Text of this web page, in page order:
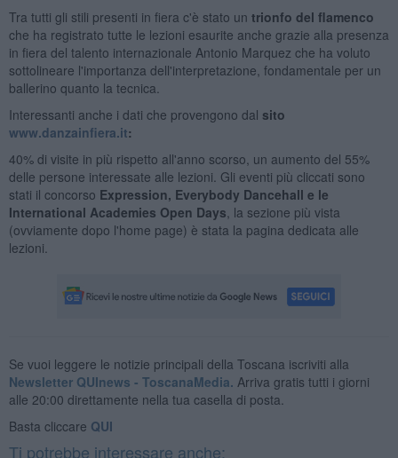
Tra tutti gli stili presenti in fiera c'è stato un trionfo del flamenco
che ha registrato tutte le lezioni esaurite anche grazie alla presenza
in fiera del talento internazionale Antonio Marquez che ha voluto
sottolineare l'importanza dell'interpretazione, fondamentale per un
ballerino quanto la tecnica.
Interessanti anche i dati che provengono dal sito
www.danzainfiera.it:
40% di visite in più rispetto all'anno scorso, un aumento del 55%
delle persone interessate alle lezioni. Gli eventi più cliccati sono
stati il concorso Expression, Everybody Dancehall e le
International Academies Open Days , la sezione più vista
(ovviamente dopo l'home page) è stata la pagina dedicata alle
lezioni.
Se vuoi leggere le notizie principali della Toscana iscriviti alla
Newsletter QUInews - ToscanaMedia. Arriva gratis tutti i giorni
alle 20:00 direttamente nella tua casella di posta.
Basta cliccare QUI
Ti potrebbe interessare anche: